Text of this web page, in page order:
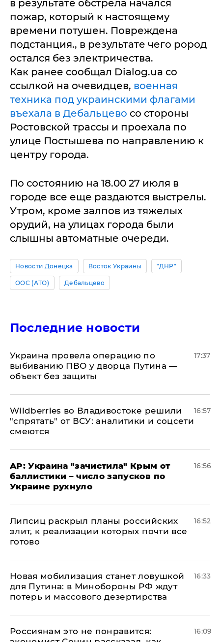
в результате обстрела начался
пожар, который к настоящему
времени потушен. Повреждена
подстанция., в результате чего рород
остался без электричества.
Как ранее сообщал Dialog.ua со
ссылкой на очевидцев, военная
техника под украинскими флагами
въехала в Дебальцево со стороны
Ростовской трассы и проехала по
улице Постышева по направлению к
центру города.
По состоянию на 18.00 27 июля в
городе все еще раздаются выстрелы.
Утром, кроме залпов из тяжелых
орудий, на улицах города были
слышны автоматные очереди.
Новости Донецка Восток Украины "ДНР"
ООС (АТО) Дебальцево
Последние новости
Украина провела операцию по
выбиванию ПВО у дворца Путина —
объект без защиты
17:37
Wildberries во Владивостоке решили
"спрятать" от ВСУ: аналитики и соцсети
смеются
16:57
AP: Украина "зачистила" Крым от
баллистики – число запусков по
Украине рухнуло
16:56
Липсиц раскрыл планы российских
элит, к реализации которых почти все
готово
16:52
​Новая мобилизация станет ловушкой
для Путина: в Минобороны РФ ждут
потерь и массового дезертирства
16:33
Россиянам это не понравится:
16:09